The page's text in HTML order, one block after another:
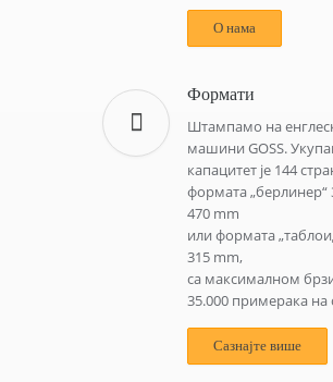
О нама
Формати
Штампамо на
машини GOSS.
капацитет је 144
формата „берлинер“
470 mm
или формата
315 mm,
са максималном
35.000 примерака на
Сазнајте више